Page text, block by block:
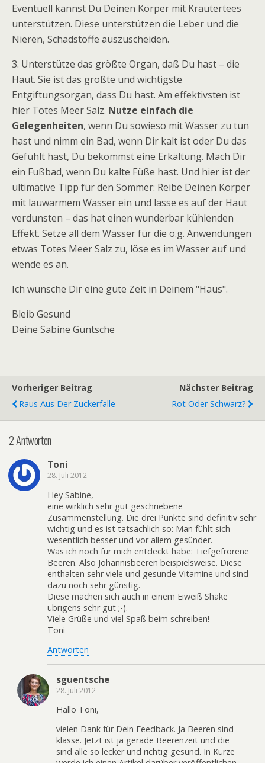
Eventuell kannst Du Deinen Körper mit Krautertees
unterstützen. Diese unterstützen die Leber und die
Nieren, Schadstoffe auszuscheiden.
3. Unterstütze das größte Organ, daß Du hast – die
Haut. Sie ist das größte und wichtigste
Entgiftungsorgan, dass Du hast. Am effektivsten ist
hier Totes Meer Salz. Nutze einfach die
Gelegenheiten, wenn Du sowieso mit Wasser zu tun
hast und nimm ein Bad, wenn Dir kalt ist oder Du das
Gefühlt hast, Du bekommst eine Erkältung. Mach Dir
ein Fußbad, wenn Du kalte Füße hast. Und hier ist der
ultimative Tipp für den Sommer: Reibe Deinen Körper
mit lauwarmem Wasser ein und lasse es auf der Haut
verdunsten – das hat einen wunderbar kühlenden
Effekt. Setze all dem Wasser für die o.g. Anwendungen
etwas Totes Meer Salz zu, löse es im Wasser auf und
wende es an.
Ich wünsche Dir eine gute Zeit in Deinem "Haus".
Bleib Gesund
Deine Sabine Güntsche
Vorheriger Beitrag
Raus Aus Der Zuckerfalle
Nächster Beitrag
Rot Oder Schwarz?
2 Antworten
Toni
28. Juli 2012
Hey Sabine,
eine wirklich sehr gut geschriebene
Zusammenstellung. Die drei Punkte sind definitiv sehr
wichtig und es ist tatsächlich so: Man fühlt sich
wesentlich besser und vor allem gesünder.
Was ich noch für mich entdeckt habe: Tiefgefrorene
Beeren. Also Johannisbeeren beispielsweise. Diese
enthalten sehr viele und gesunde Vitamine und sind
dazu noch sehr günstig.
Diese machen sich auch in einem Eiweiß Shake
übrigens sehr gut ;-).
Viele Grüße und viel Spaß beim schreiben!
Toni
Antworten
sguentsche
28. Juli 2012
Hallo Toni,
vielen Dank für Dein Feedback. Ja Beeren sind
klasse. Jetzt ist ja gerade Beerenzeit und die
sind alle so lecker und richtig gesund. In Kürze